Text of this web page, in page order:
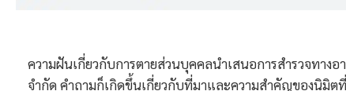
ความฝันเกี่ยวกับการตายส่วนบุคคลนำเสนอการสำรวจทา
จำกัด คำถามก็เกิดขึ้นเกี่ยวกับที่มาและความสำคัญของนิมิต